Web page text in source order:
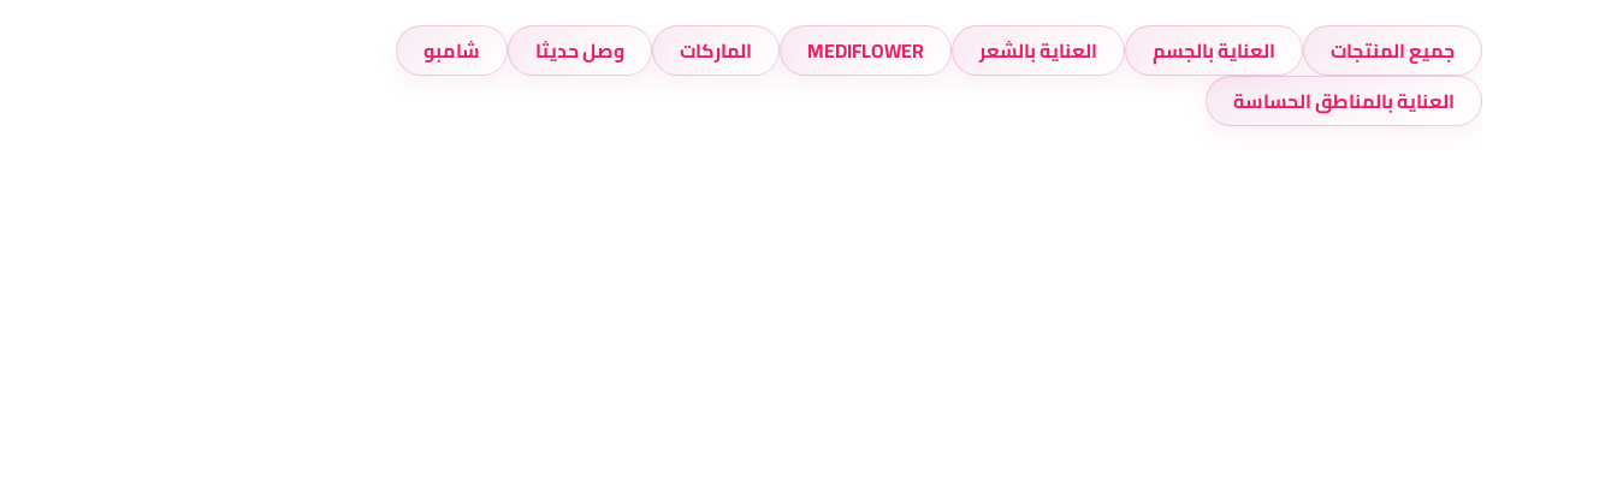
جميع المنتجات العناية بالجسم العناية بالشعر MEDIFLOWER الماركات وصل حديثا
شامبو
العناية بالمناطق الحساسة